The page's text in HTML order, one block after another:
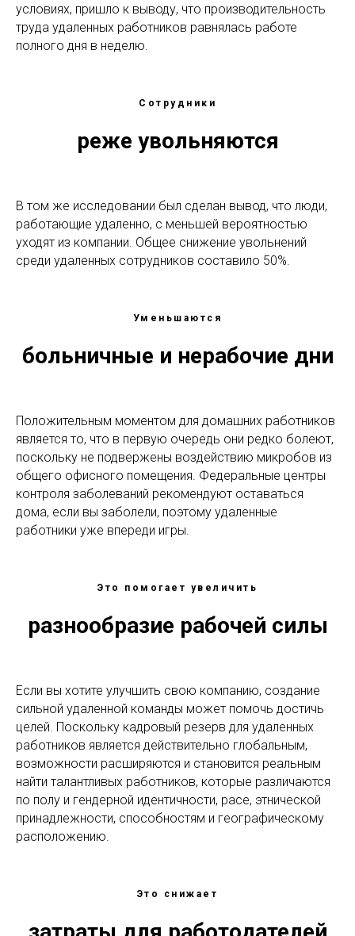
условиях, пришло к выводу, что производительность
труда удаленных работников равнялась работе
полного дня в неделю.
Сотрудники
реже увольняются
В том же исследовании был сделан вывод, что люди,
работающие удаленно, с меньшей вероятностью
уходят из компании. Общее снижение увольнений
среди удаленных сотрудников составило 50%.
Уменьшаются
больничные и нерабочие дни
Положительным моментом для домашних работников
является то, что в первую очередь они редко болеют,
поскольку не подвержены воздействию микробов из
общего офисного помещения. Федеральные центры
контроля заболеваний рекомендуют оставаться
дома, если вы заболели, поэтому удаленные
работники уже впереди игры.
Это помогает увеличить
разнообразие рабочей силы
Если вы хотите улучшить свою компанию, создание
сильной удаленной команды может помочь достичь
целей. Поскольку кадровый резерв для удаленных
работников является действительно глобальным,
возможности расширяются и становится реальным
найти талантливых работников, которые различаются
по полу и гендерной идентичности, расе, этнической
принадлежности, способностям и географическому
расположению.
Это снижает